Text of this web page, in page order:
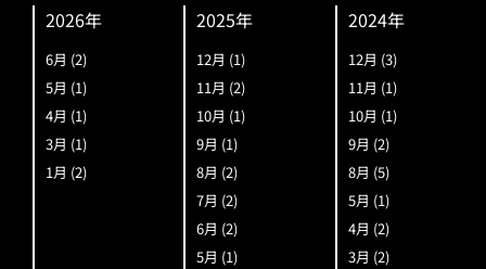
2026年
6月 (2)
5月 (1)
4月 (1)
3月 (1)
1月 (2)
2025年
12月 (1)
11月 (2)
10月 (1)
9月 (1)
8月 (2)
7月 (2)
6月 (2)
5月 (1)
2024年
12月 (3)
11月 (1)
10月 (1)
9月 (2)
8月 (5)
5月 (1)
4月 (2)
3月 (2)